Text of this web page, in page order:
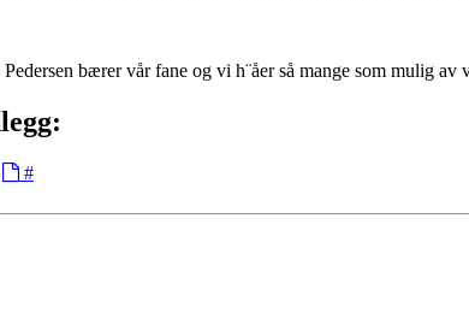
bærer vår fane og vi h¨åer så mange som mulig av
#